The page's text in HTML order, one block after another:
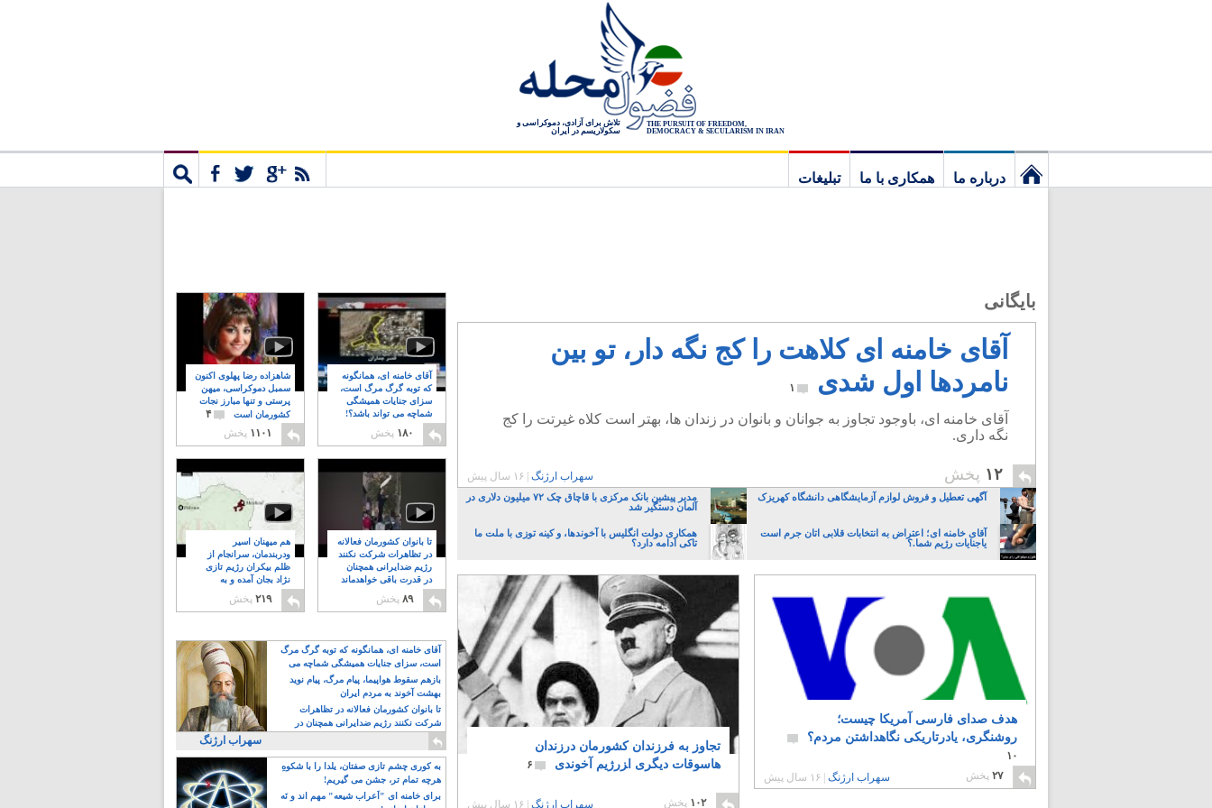
THE PURSUIT OF FREEDOM,
DEMOCRACY & SECULARISM IN IRAN
تلاش برای آزادی، دموکراسی و
سکولاریسم در ایران
درباره ما همکاری با ما
تبلیغات
بایگانی
آقای خامنه ای کلاهت را کج نگه دار، تو بین
نامردها اول شدی
۱
آقای خامنه ای، باوجود تجاوز به جوانان و بانوان در زندان ها، بهتر است کلاه غیرتت را کج
نگه داری.
۱۲ پخش سهراب ارژنگ ۱۶ سال پیش
آگهی تعطیل و فروش لوازم آزمایشگاهی دانشگاه کهریزک
مدیر پیشین بانک مرکزی با قاچاق چک ۷۲ میلیون دلاری در
آلمان دستگیر شد
آقای خامنه ای؛ اعتراض به انتخابات قلابی اتان جرم است
یاجنایات رژیم شما.؟
همکاری دولت انگلیس با آخوندها، و کینه توزی با ملت ما
تاکی ادامه دارد؟
هدف صدای فارسی آمریکا چیست؛
روشنگری، یادرتاریکی نگاهداشتن مردم؟
۱۰
۲۷ پخش سهراب ارژنگ ۱۶ سال پیش
تجاوز به فرزندان کشورمان درزندان
هاسوقات دیگری ا‍زرژیم آخوندی
۶
۱۰۲ پخش سهراب ارژنگ ۱۶ سال پیش
شاهزاده رضا پهلوی اکنون
سمبل دموکراسی، میهن
پرستی و تنها مبارز نجات
کشورمان است
۴
۱۱۰۱ پخش
آقای خامنه ای، همانگونه
که توبه گرگ مرگ است،
سزای جنایات همیشگی
شماچه می تواند باشد؟!
۸
۱۸۰ پخش
هم میهنان اسیر
ودربندمان، سرانجام از
ظلم بیکران رژیم تازی
نژاد بجان آمده و به
۲۱۹ پخش
تا بانوان کشورمان فعالانه
در تظاهرات شرکت نکنند
رژیم ضدایرانی همچنان
در قدرت باقی خواهدماند
۸
۸۹ پخش
آقای خامنه ای، همانگونه که توبه گرگ مرگ
است، سزای جنایات همیشگی شماچه می
تواند باشد؟!
بازهم سقوط هواپیما، پیام مرگ، پیام نوید
بهشت آخوند به مردم ایران
تا بانوان کشورمان فعالانه در تظاهرات
شرکت نکنند رژیم ضدایرانی همچنان در
قدرت باقی خواهدماند
سهراب ارژنگ
به کوری چشم تازی صفتان، یلدا را با شکوهِ
هرچه تمام تر، جشن می گیریم!
برای خامنه ای "اَعراب شیعه" مهم اند و نَه